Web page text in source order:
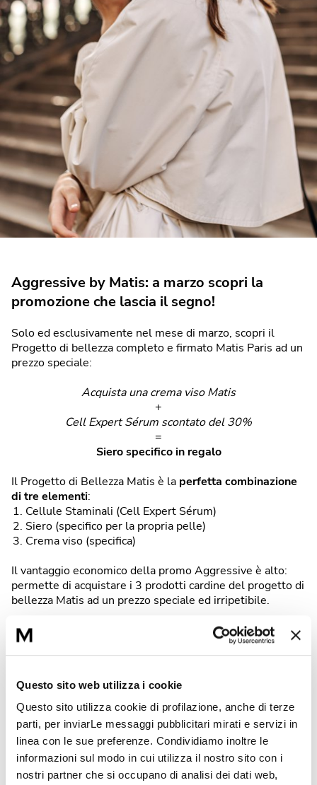
Questo sito web utilizza i cookie
Questo sito utilizza cookie di profilazione, anche di terze
parti, per inviarLe messaggi pubblicitari mirati e servizi in
linea con le sue preferenze. Condividiamo inoltre le
informazioni sul modo in cui utilizza il nostro sito con i
nostri partner che si occupano di analisi dei dati web,
Réponse Pureté
Réponse Délicate
Réponse Éclat
Réponse Cosmake-up
Réponse Fondamentale
Réponse Body
Réponse Soleil
Aggressive by Matis: a marzo scopri la
promozione che lascia il segno!
Solo ed esclusivamente nel mese di marzo, scopri il
Progetto di bellezza completo e firmato Matis Paris ad un
prezzo speciale:
Acquista una crema viso Matis
+
Cell Expert Sérum scontato del 30%
=
Siero specifico in regalo
Il Progetto di Bellezza Matis è la perfetta combinazione
di tre elementi:
Cellule Staminali (Cell Expert Sérum)
Siero (specifico per la propria pelle)
Crema viso (specifica)
Il vantaggio economico della promo Aggressive è alto:
permette di acquistare i 3 prodotti cardine del progetto di
bellezza Matis ad un prezzo speciale ed irripetibile.
Scopri la promo nella
Precedente
Articoli correlati